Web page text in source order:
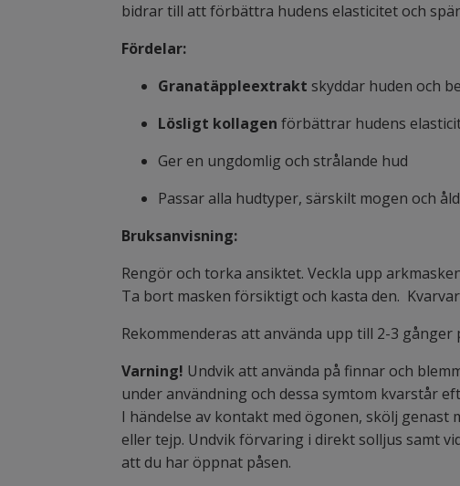
bidrar till att förbättra hudens elasticitet och
Fördelar:
Granatäppleextrakt skyddar huden och
Lösligt kollagen förbättrar hudens
Ger en ungdomlig och strålande hud
Passar alla hudtyper, särskilt mogen och
Bruksanvisning:
Rengör och torka ansiktet. Veckla upp
Ta bort masken försiktigt och kasta den.
Rekommenderas att använda upp till 2-3 gånger
Varning! Undvik att använda på finnar och
under användning och dessa symtom kvarstår
I händelse av kontakt med ögonen, skölj genast
eller tejp. Undvik förvaring i direkt solljus samt
att du har öppnat påsen.